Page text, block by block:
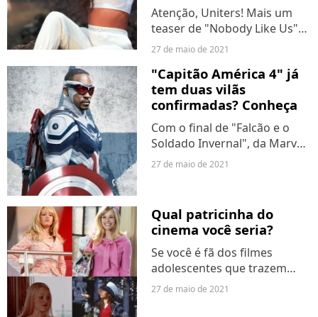
Atenção, Uniters! Mais um
teaser de "Nobody Like Us"
foi divulgado, nesta quinta-
breve, nesta sexta (28), mas a
ansiedade nos obriga a
conferir todo...
27 de maio de 2021
"Capitão América 4" já
tem duas vilãs
confirmadas? Conheça
Com o final de "Falcão e o
Soldado Invernal", da Marvel,
os fãs já estão ansiosos para
América. O estúdio já
confirmou a produção...
27 de maio de 2021
Qual patricinha do
cinema você seria?
Se você é fã dos filmes
adolescentes que trazem
personagens mimadas,
27 de maio de 2021